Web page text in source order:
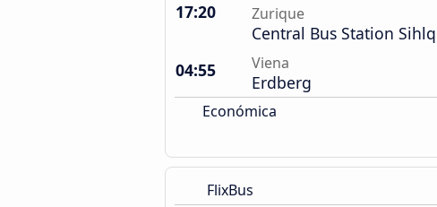
17:20 Zurique
Central Bus Station
04:55
Viena
Erdberg
Económica
FlixBus